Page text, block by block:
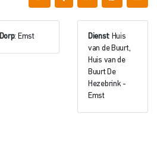
Dorp: Emst Dienst: Huis
van de Buurt,
Huis van de
Buurt De
Hezebrink -
Emst